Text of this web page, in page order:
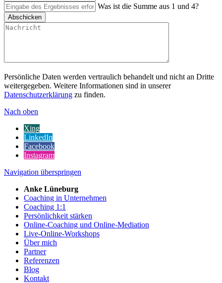
Was ist die Summe aus 1 und 4?
Abschicken
Persönliche Daten werden vertraulich behandelt und nicht an Dritte
weitergegeben. Weitere Informationen sind in unserer
Datenschutzerklärung zu finden.
Nach oben
Xing
LinkedIn
Facebook
Instagram
Navigation überspringen
Anke Lüneburg
Coaching in Unternehmen
Coaching 1:1
Persönlichkeit stärken
Online-Coaching und Online-Mediation
Live-Online-Workshops
Über mich
Partner
Referenzen
Blog
Kontakt